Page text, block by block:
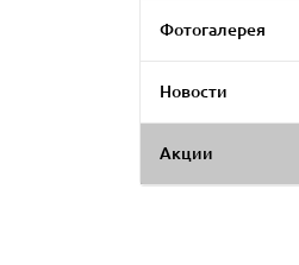
Фотогалерея
Новости
Акции